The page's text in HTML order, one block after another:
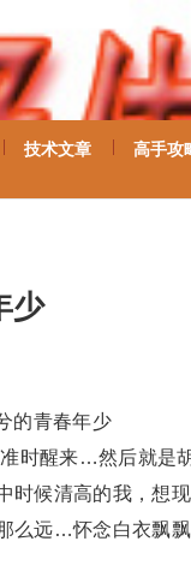
技术文章
高手攻
少
的青春年少
时醒来…然后就是
时候清高的我，想
么远…怀念白衣飘